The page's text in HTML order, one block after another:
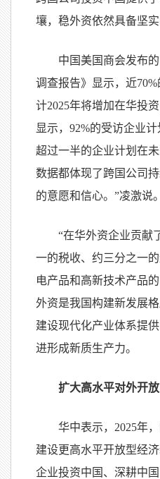
壤，稳外资依然具备坚实
中国美国商会发布
调查报告》显示，近
计2025年将增加在华投
显示，92%的受访企业
超过一半的企业计划在
数据都体现了跨国公司
的意愿和信心。”凌激说。
“在华外资企业贡献
一的税收、约三分之一
电产品和高新技术产品
外资是我国构建新发展
建设现代化产业体系提
进形成新质生产力。
扩大高水平对外开放
华中表示，2025年
建设更高水平开放型经
企业投资中国、深耕中